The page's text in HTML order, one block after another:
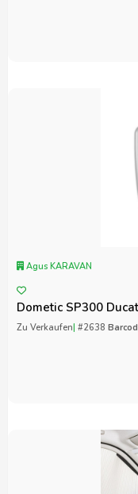
Agus KARAVAN
Dometic SP300
Zu Verkaufen| #2638